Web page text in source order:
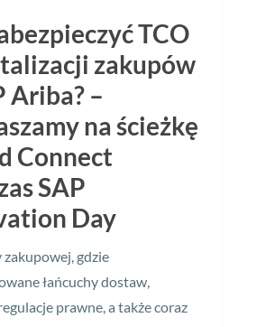
TCO
zakupów
Ariba? –
na ścieżkę
Connect
SAP
Day
gdzie
łańcuchy dostaw,
prawne, a także coraz